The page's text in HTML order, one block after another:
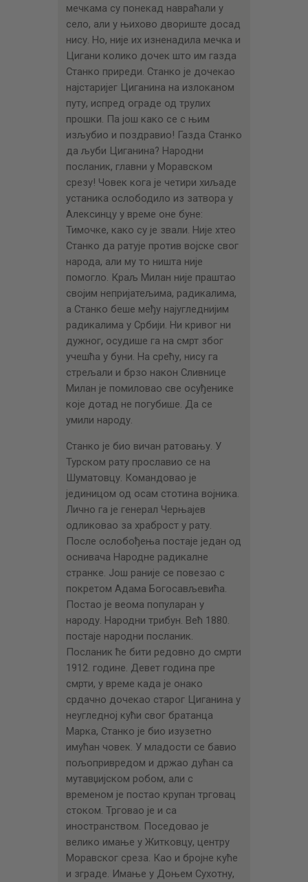
мечкама су понекад навраћали у
село, али у њихово двориште досад
нису. Но, није их изненадила мечка и
Цигани колико дочек што им газда
Станко приреди. Станко је дочекао
најстаријег Циганина на излоканом
путу, испред ограде од трулих
прошки. Па још како се с њим
изљубио и поздравио! Газда Станко
да љуби Циганина? Народни
посланик, главни у Моравском
срезу! Човек кога је четири хиљаде
устаника ослободило из затвора у
Алексинцу у време оне буне:
Тимочке, како су је звали. Није хтео
Станко да ратује против војске свог
народа, али му то ништа није
помогло. Краљ Милан није праштао
својим непријатељима, радикалима,
а Станко беше међу најугледнијим
радикалима у Србији. Ни кривог ни
дужног, осудише га на смрт због
учешћа у буни. На срећу, нису га
стрељали и брзо након Сливнице
Милан је помиловао све осуђенике
које дотад не погубише. Да се
умили народу.
Станко је био вичан ратовању. У
Турском рату прославио се на
Шуматовцу. Командовао је
јединицом од осам стотина војника.
Лично га је генерал Черњајев
одликовао за храброст у рату.
После ослобођења постаје један од
оснивача Народне радикалне
странке. Још раније се повезао с
покретом Адама Богосављевића.
Постао је веома популаран у
народу. Народни трибун. Већ 1880.
постаје народни посланик.
Посланик ће бити редовно до смрти
1912. године. Девет година пре
смрти, у време када је онако
срдачно дочекао старог Циганина у
неугледној кући свог братанца
Марка, Станко је био изузетно
имућан човек. У младости се бавио
пољопривредом и држао дућан са
мутавџијском робом, али с
временом је постао крупан трговац
стоком. Трговао је и са
иностранством. Поседовао је
велико имање у Житковцу, центру
Моравског среза. Као и бројне куће
и зграде. Имање у Доњем Сухотну,